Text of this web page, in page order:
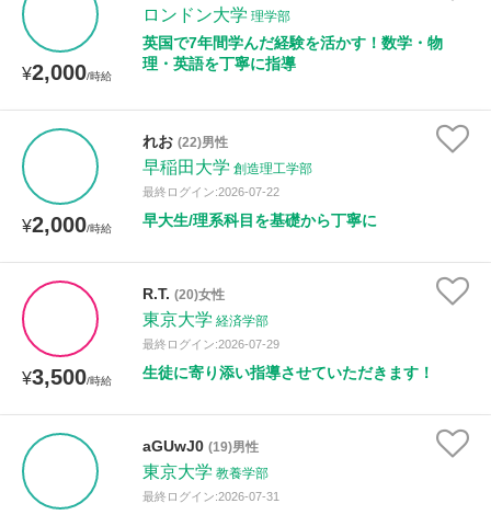
¥2,000/時給
ロンドン大学 理学部
英国で7年間学んだ経験を活かす！数学・物
理・英語を丁寧に指導
¥2,000/時給
れお (22)男性
早稲田大学 創造理工学部
最終ログイン:2026-07-22
早大生/理系科目を基礎から丁寧に
¥3,500/時給
R.T. (20)女性
東京大学 経済学部
最終ログイン:2026-07-29
生徒に寄り添い指導させていただきます！
aGUwJ0 (19)男性
東京大学 教養学部
最終ログイン:2026-07-31